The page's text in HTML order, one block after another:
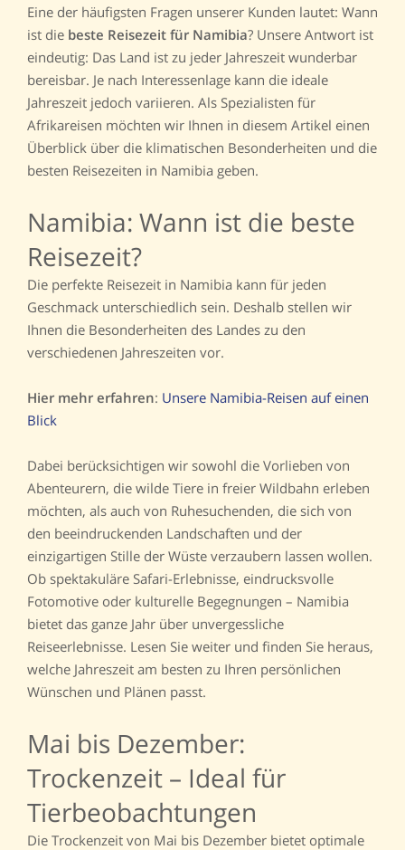
Eine der häufigsten Fragen unserer Kunden lautet: Wann
ist die beste Reisezeit für Namibia? Unsere Antwort ist
eindeutig: Das Land ist zu jeder Jahreszeit wunderbar
bereisbar. Je nach Interessenlage kann die ideale
Jahreszeit jedoch variieren. Als Spezialisten für
Afrikareisen möchten wir Ihnen in diesem Artikel einen
Überblick über die klimatischen Besonderheiten und die
besten Reisezeiten in Namibia geben.
Namibia: Wann ist die beste
Reisezeit?
Die perfekte Reisezeit in Namibia kann für jeden
Geschmack unterschiedlich sein. Deshalb stellen wir
Ihnen die Besonderheiten des Landes zu den
verschiedenen Jahreszeiten vor.
Hier mehr erfahren: Unsere Namibia-Reisen auf einen
Blick
Dabei berücksichtigen wir sowohl die Vorlieben von
Abenteurern, die wilde Tiere in freier Wildbahn erleben
möchten, als auch von Ruhesuchenden, die sich von
den beeindruckenden Landschaften und der
einzigartigen Stille der Wüste verzaubern lassen wollen.
Ob spektakuläre Safari-Erlebnisse, eindrucksvolle
Fotomotive oder kulturelle Begegnungen – Namibia
bietet das ganze Jahr über unvergessliche
Reiseerlebnisse. Lesen Sie weiter und finden Sie heraus,
welche Jahreszeit am besten zu Ihren persönlichen
Wünschen und Plänen passt.
Mai bis Dezember:
Trockenzeit – Ideal für
Tierbeobachtungen
Die Trockenzeit von Mai bis Dezember bietet optimale